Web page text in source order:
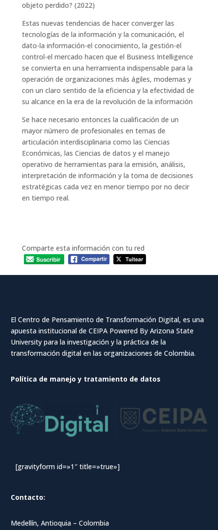
objeto perdido? (2022)
Estas nuevas tendencias de hacer converger las
tecnologías de la información y la comunicación, el
dato-la información-el conocimiento, la gestión-el
control-el mercado hacen que el Business Intelligence
se convierta en una herramienta indispensable para la
operación de organizaciones más ágiles, modernas y
con un claro sentido de la eficiencia y la efectividad de
su alcance en la era de la revolución de la información
Se hace necesario entonces la cualificación de un
mayor número de profesionales en temas de
articulación interdisciplinaria como las Ciencias
Económicas, las Ciencias de datos y el manejo
operativo de herramientas para la emisión, análisis,
interpretación de información y la toma de decisiones
estratégicas cada vez en menor tiempo por no decir
en tiempo real.
Comparte esta información con tu red
El Centro de Pensamiento de Transformación Digital, es una
apuesta institucional de CEIPA Powered By Arizona State
University para la investigación y la práctica de la
transformación digital en las organizaciones de Colombia.
Política de manejo y tratamiento de datos
[gravityform id=»1″ title=»true»]
Contacto:
Medellín, Antioquia – Colombia